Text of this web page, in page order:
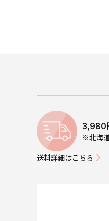
3,980
※北海
送料詳細はこちら